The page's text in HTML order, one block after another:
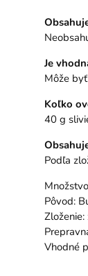
Je
Môže
Koľko
40 g
Podľa
Pôvod:
Vhodné